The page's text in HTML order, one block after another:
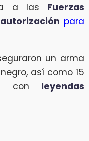
a las Fuerzas
para
un arma
así como 15
con leyendas